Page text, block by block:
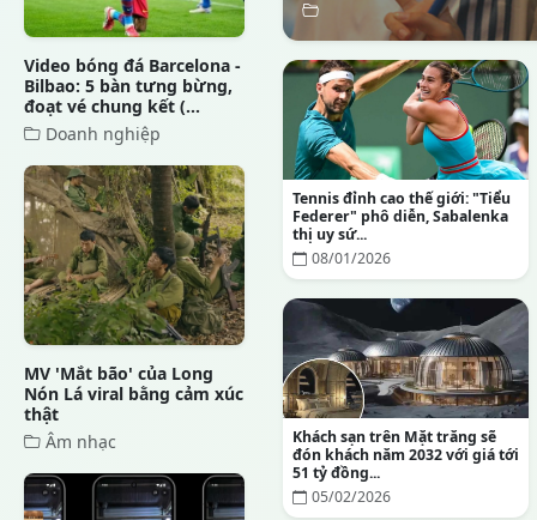
Video bóng đá Barcelona -
Bilbao: 5 bàn tưng bừng,
đoạt vé chung kết (...
Doanh nghiệp
MV 'Mắt bão' của Long
Nón Lá viral bằng cảm xúc
thật
Âm nhạc
Tennis đỉnh cao thế giới: "Tiểu
Federer" phô diễn, Sabalenka
thị uy sứ...
08/01/2026
Khách sạn trên Mặt trăng sẽ
đón khách năm 2032 với giá tới
51 tỷ đồng...
05/02/2026